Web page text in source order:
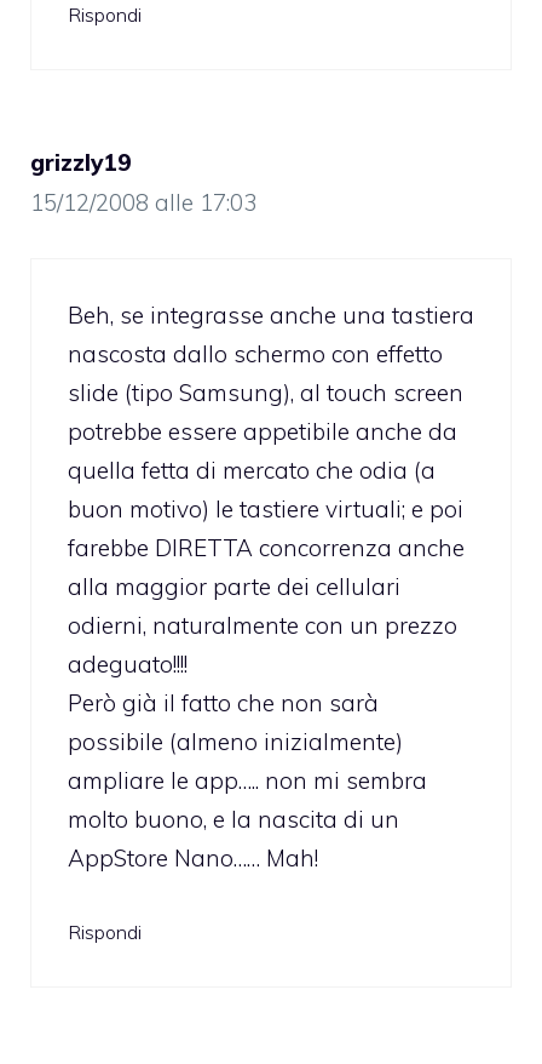
Rispondi
grizzly19
15/12/2008 alle 17:03
Beh, se integrasse anche una tastiera
nascosta dallo schermo con effetto
slide (tipo Samsung), al touch screen
potrebbe essere appetibile anche da
quella fetta di mercato che odia (a
buon motivo) le tastiere virtuali; e poi
farebbe DIRETTA concorrenza anche
alla maggior parte dei cellulari
odierni, naturalmente con un prezzo
adeguato!!!!
Però già il fatto che non sarà
possibile (almeno inizialmente)
ampliare le app….. non mi sembra
molto buono, e la nascita di un
AppStore Nano…… Mah!
Rispondi